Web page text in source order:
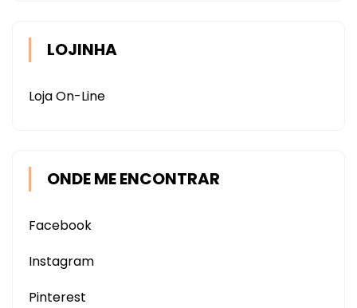
LOJINHA
Loja On-Line
ONDE ME ENCONTRAR
Facebook
Instagram
Pinterest